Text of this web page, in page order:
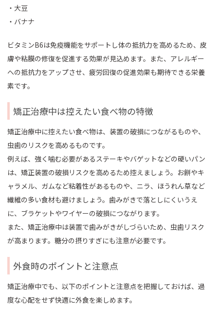
・大豆
・バナナ
ビタミンB6は免疫機能をサポートし体の抵抗力を高めるため、皮
膚や粘膜の修復を促進する効果が見込めます。また、アレルギー
への抵抗力をアップさせ、疲労回復の促進効果も期待できる栄養
素です。
矯正治療中は控えたい食べ物の特徴
矯正治療中に控えたい食べ物は、装置の破損につながるものや、
虫歯のリスクを高めるものです。
例えば、強く噛む必要があるステーキやバゲットなどの硬いパン
は、矯正装置の破損リスクを高めるため控えましょう。お餅やキ
ャラメル、ガムなど粘着性があるものや、ニラ、ほうれん草など
繊維の多い食材も避けましょう。歯みがきで落としにくいうえ
に、ブラケットやワイヤーの破損につながります。
また、矯正治療中は装置で歯みがきがしづらいため、虫歯リスク
が高まります。糖分の摂りすぎにも注意が必要です。
外食時のポイントと注意点
矯正治療中でも、以下のポイントと注意点を把握しておけば、過
度な心配をせず快適に外食を楽しめます。